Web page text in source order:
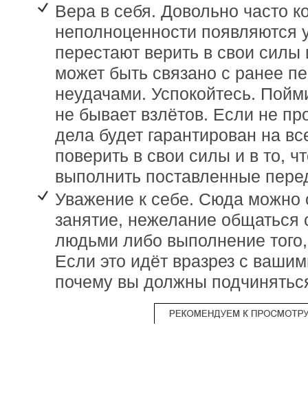
Вера в себя. Довольно часто
неполноценности появляются
перестают верить в свои силы
может быть связано с ранее
неудачами. Успокойтесь.
не бывает взлётов. Если не
дела будет гарантирован на
поверить в свои силы и в то,
выполнить поставленные
Уважение к себе. Сюда можно
занятие, нежелание
людьми либо выполнение
Если это идёт вразрез с
почему вы должны